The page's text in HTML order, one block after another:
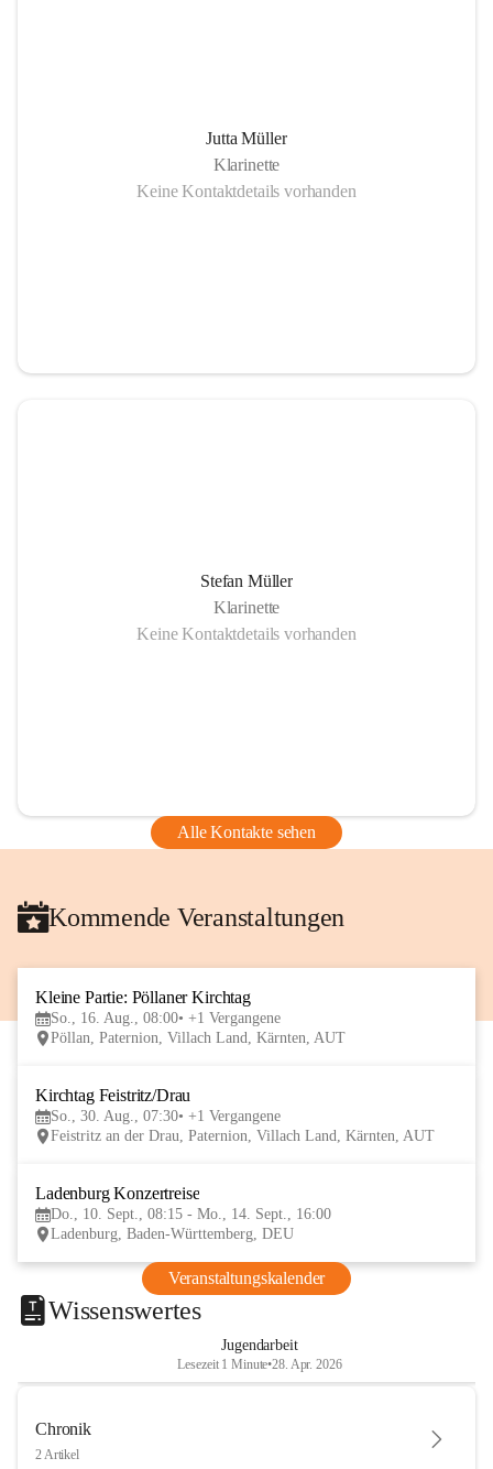
Jutta Müller
Klarinette
Keine Kontaktdetails vorhanden
Stefan Müller
Klarinette
Keine Kontaktdetails vorhanden
Alle Kontakte sehen
Kommende Veranstaltungen
Kleine Partie: Pöllaner Kirchtag
So., 16. Aug., 08:00 +1 Vergangene
Pöllan, Paternion, Villach Land, Kärnten, AUT
Kirchtag Feistritz/Drau
So., 30. Aug., 07:30 +1 Vergangene
Feistritz an der Drau, Paternion, Villach Land, Kärnten, AUT
Ladenburg Konzertreise
Do., 10. Sept., 08:15 - Mo., 14. Sept., 16:00
Ladenburg, Baden-Württemberg, DEU
Veranstaltungskalender
Wissenswertes
Jugendarbeit
Lesezeit 1 Minute•28. Apr. 2026
Chronik
2 Artikel